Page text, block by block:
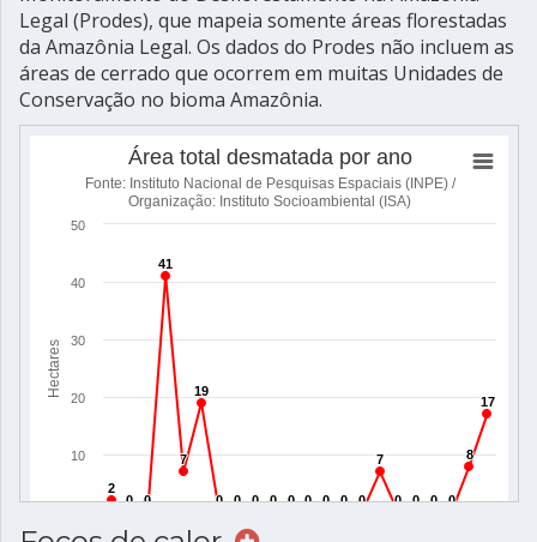
Legal (Prodes), que mapeia somente áreas florestadas
da Amazônia Legal. Os dados do Prodes não incluem as
áreas de cerrado que ocorrem em muitas Unidades de
Conservação no bioma Amazônia.